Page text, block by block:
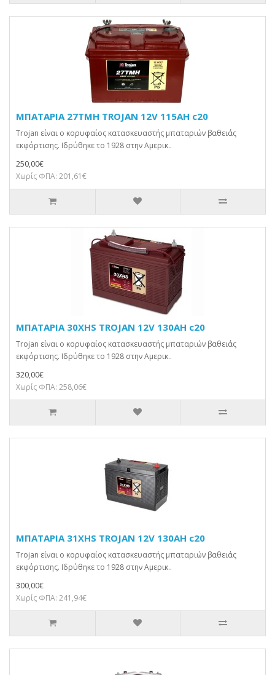
ΜΠΑΤΑΡΙΑ 27TMH TROJAN 12V 115AH c20
Trojan είναι ο κορυφαίος κατασκευαστής μπαταριών βαθειάς
εκφόρτισης. Ιδρύθηκε το 1928 στην Αμερικ..
250,00€
Χωρίς ΦΠΑ: 201,61€
ΜΠΑΤΑΡΙΑ 30XHS TROJAN 12V 130AH c20
Trojan είναι ο κορυφαίος κατασκευαστής μπαταριών βαθειάς
εκφόρτισης. Ιδρύθηκε το 1928 στην Αμερικ..
320,00€
Χωρίς ΦΠΑ: 258,06€
ΜΠΑΤΑΡΙΑ 31XHS TROJAN 12V 130AH c20
Trojan είναι ο κορυφαίος κατασκευαστής μπαταριών βαθειάς
εκφόρτισης. Ιδρύθηκε το 1928 στην Αμερικ..
300,00€
Χωρίς ΦΠΑ: 241,94€